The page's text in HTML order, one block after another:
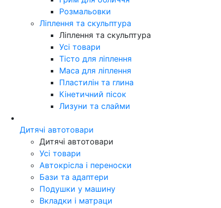
Розмальовки
Ліплення та скульптура
Ліплення та скульптура
Усі товари
Тісто для ліплення
Маса для ліплення
Пластилін та глина
Кінетичний пісок
Лизуни та слайми
Дитячі автотовари
Дитячі автотовари
Усі товари
Автокрісла і переноски
Бази та адаптери
Подушки у машину
Вкладки і матраци